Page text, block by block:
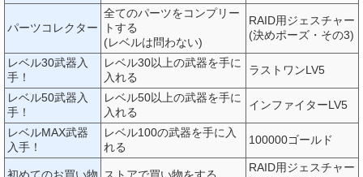
パーツコレクター
全てのパーツをコンプリー
トする
(レベルは問わない)
RAID用ジェスチャー
(決めポーズ・その3)
レベル30武器入
手！
レベル30以上の武器を手に
入れる
ラストワンLV5
レベル50武器入
手！
レベル50以上の武器を手に
入れる
インファイターLV5
レベルMAX武器
入手！
レベル100の武器を手に入
れる
100000ゴールド
初めてのお買い物 ストアで買い物をする
RAID用ジェスチャー